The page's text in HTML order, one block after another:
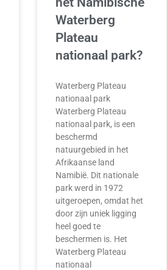
Waterberg
Plateau
nationaal park?
Waterberg Plateau
nationaal park
Waterberg Plateau
nationaal park, is een
beschermd
natuurgebied in het
Afrikaanse land
Namibië. Dit nationale
park werd in 1972
uitgeroepen, omdat het
door zijn uniek ligging
heel goed te
beschermen is. Het
Waterberg Plateau
nationaal